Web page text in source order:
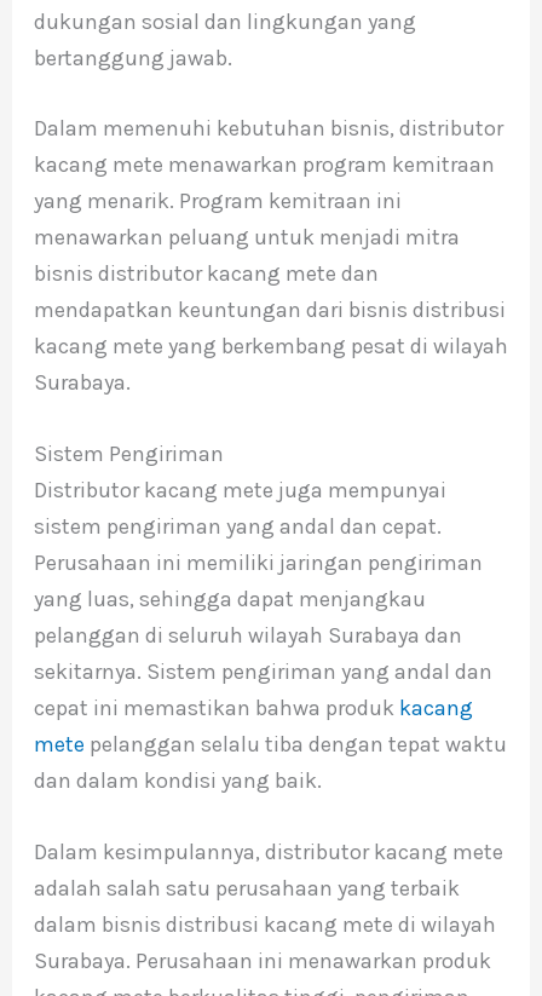
dukungan sosial dan lingkungan yang
bertanggung jawab.
Dalam memenuhi kebutuhan bisnis, distributor
kacang mete menawarkan program kemitraan
yang menarik. Program kemitraan ini
menawarkan peluang untuk menjadi mitra
bisnis distributor kacang mete dan
mendapatkan keuntungan dari bisnis distribusi
kacang mete yang berkembang pesat di wilayah
Surabaya.
Sistem Pengiriman
Distributor kacang mete juga mempunyai
sistem pengiriman yang andal dan cepat.
Perusahaan ini memiliki jaringan pengiriman
yang luas, sehingga dapat menjangkau
pelanggan di seluruh wilayah Surabaya dan
sekitarnya. Sistem pengiriman yang andal dan
cepat ini memastikan bahwa produk kacang
mete pelanggan selalu tiba dengan tepat waktu
dan dalam kondisi yang baik.
Dalam kesimpulannya, distributor kacang mete
adalah salah satu perusahaan yang terbaik
dalam bisnis distribusi kacang mete di wilayah
Surabaya. Perusahaan ini menawarkan produk